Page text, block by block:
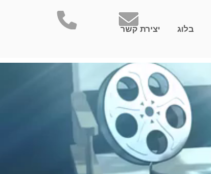
בלוג יצירת קשר